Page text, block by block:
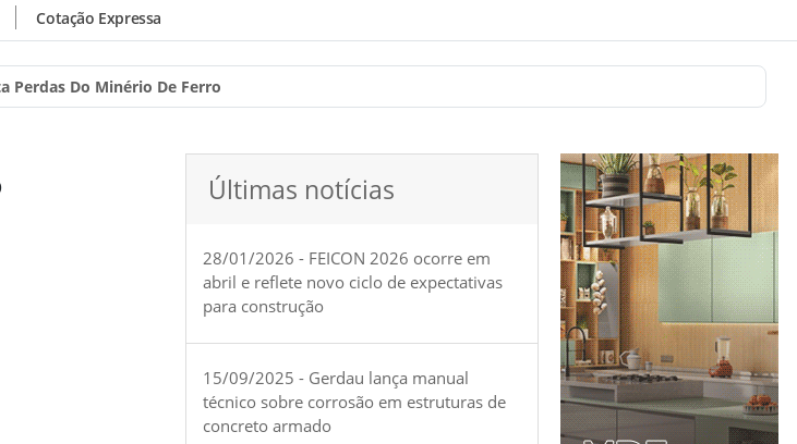
Cotação Expressa
Perdas Do Minério De Ferro
Últimas notícias
28/01/2026 - FEICON 2026 ocorre em
abril e reflete novo ciclo de expectativas
para construção
15/09/2025 - Gerdau lança manual
técnico sobre corrosão em estruturas de
concreto armado